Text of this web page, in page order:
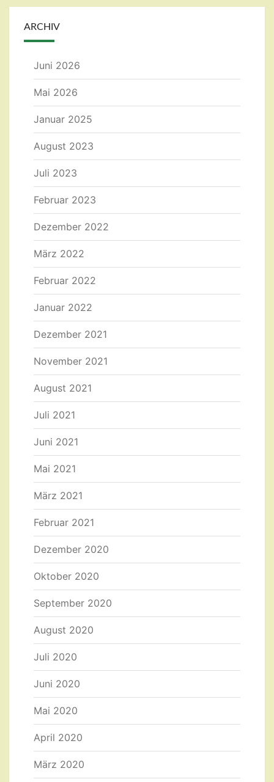
ARCHIV
Juni 2026
Mai 2026
Januar 2025
August 2023
Juli 2023
Februar 2023
Dezember 2022
März 2022
Februar 2022
Januar 2022
Dezember 2021
November 2021
August 2021
Juli 2021
Juni 2021
Mai 2021
März 2021
Februar 2021
Dezember 2020
Oktober 2020
September 2020
August 2020
Juli 2020
Juni 2020
Mai 2020
April 2020
März 2020